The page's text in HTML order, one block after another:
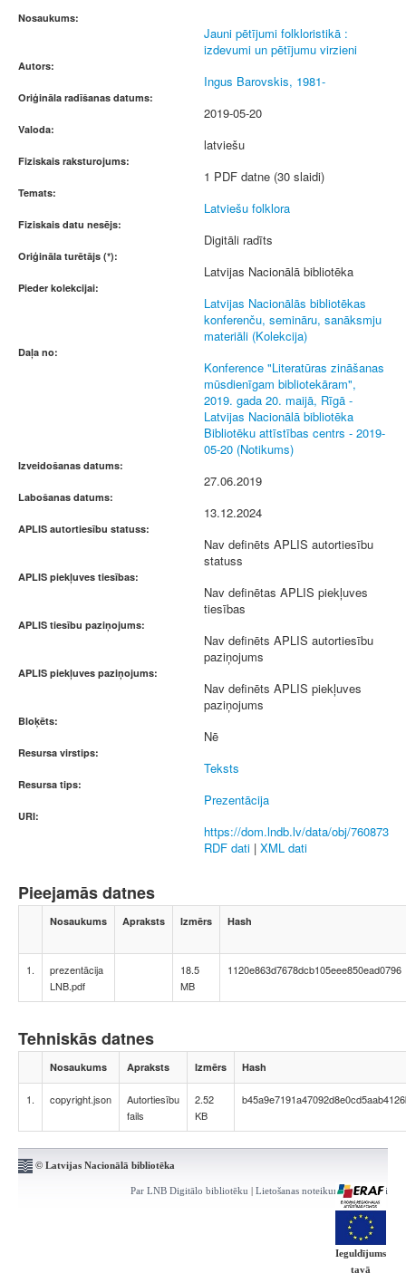
Nosaukums:
Jauni pētījumi folkloristikā :
izdevumi un pētījumu virzieni
Autors:
Ingus Barovskis, 1981-
Oriģināla radīšanas datums:
2019-05-20
Valoda:
latviešu
Fiziskais raksturojums:
1 PDF datne (30 slaidi)
Temats:
Latviešu folklora
Fiziskais datu nesējs:
Digitāli radīts
Oriģināla turētājs (*):
Latvijas Nacionālā bibliotēka
Pieder kolekcijai:
Latvijas Nacionālās bibliotēkas
konferenču, semināru, sanāksmju
materiāli (Kolekcija)
Daļa no:
Konference "Literatūras zināšanas
mūsdienīgam bibliotekāram",
2019. gada 20. maijā, Rīgā -
Latvijas Nacionālā bibliotēka
Bibliotēku attīstības centrs - 2019-
05-20 (Notikums)
Izveidošanas datums:
27.06.2019
Labošanas datums:
13.12.2024
APLIS autortiesību statuss:
Nav definēts APLIS autortiesību
statuss
APLIS piekļuves tiesības:
Nav definētas APLIS piekļuves
tiesības
APLIS tiesību paziņojums:
Nav definēts APLIS autortiesību
paziņojums
APLIS piekļuves paziņojums:
Nav definēts APLIS piekļuves
paziņojums
Bloķēts:
Nē
Resursa virstips:
Teksts
Resursa tips:
Prezentācija
URI:
https://dom.lndb.lv/data/obj/760873
RDF dati | XML dati
Pieejamās datnes
Nosaukums Apraksts Izmērs Hash
1.
prezentācija
LNB.pdf
18.5
MB
1120e863d7678dcb105eee850ead0796
Tehniskās datnes
Nosaukums Apraksts Izmērs Hash
1. copyright.json
Autortiesību
fails
2.52
KB
© Latvijas Nacionālā bibliotēka
Par LNB Digitālo bibliotēku | Lietošanas noteikumi | Kontakti
Ieguldījums
tavā